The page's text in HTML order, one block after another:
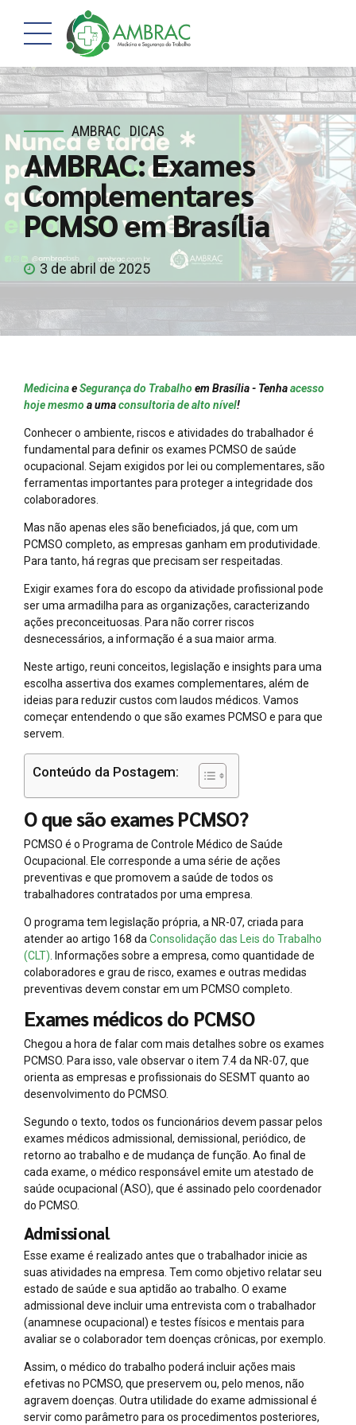
AMBRAC DICAS
AMBRAC: Exames
Complementares
PCMSO em Brasília
3 de abril de 2025
MedicinaeSegurança do Trabalhoem Brasília - Tenhaacesso
hoje mesmoa umaconsultoria de alto nível!
Conhecer o ambiente, riscos e atividades do trabalhador é
fundamental para definir os exames PCMSO de saúde
ocupacional. Sejam exigidos por lei ou complementares, são
ferramentas importantes para proteger a integridade dos
colaboradores.
Mas não apenas eles são beneficiados, já que, com um
PCMSO completo, as empresas ganham em produtividade.
Para tanto, há regras que precisam ser respeitadas.
Exigir exames fora do escopo da atividade profissional pode
ser uma armadilha para as organizações, caracterizando
ações preconceituosas. Para não correr riscos
desnecessários, a informação é a sua maior arma.
Neste artigo, reuni conceitos, legislação e insights para uma
escolha assertiva dos exames complementares, além de
ideias para reduzir custos com laudos médicos. Vamos
começar entendendo o que são exames PCMSO e para que
servem.
Conteúdo da Postagem:
O que são exames PCMSO?
PCMSO é o Programa de Controle Médico de Saúde
Ocupacional. Ele corresponde a uma série de ações
preventivas e que promovem a saúde de todos os
trabalhadores contratados por uma empresa.
O programa tem legislação própria, a NR-07, criada para
atender ao artigo 168 da Consolidação das Leis do Trabalho
(CLT) . Informações sobre a empresa, como quantidade de
colaboradores e grau de risco, exames e outras medidas
preventivas devem constar em um PCMSO completo.
Exames médicos do PCMSO
Chegou a hora de falar com mais detalhes sobre os exames
PCMSO. Para isso, vale observar o item 7.4 da NR-07, que
orienta as empresas e profissionais do SESMT quanto ao
desenvolvimento do PCMSO.
Segundo o texto, todos os funcionários devem passar pelos
exames médicos admissional, demissional, periódico, de
retorno ao trabalho e de mudança de função. Ao final de
cada exame, o médico responsável emite um atestado de
saúde ocupacional (ASO), que é assinado pelo coordenador
do PCMSO.
Admissional
Esse exame é realizado antes que o trabalhador inicie as
suas atividades na empresa. Tem como objetivo relatar seu
estado de saúde e sua aptidão ao trabalho. O exame
admissional deve incluir uma entrevista com o trabalhador
(anamnese ocupacional) e testes físicos e mentais para
avaliar se o colaborador tem doenças crônicas, por exemplo.
Assim, o médico do trabalho poderá incluir ações mais
efetivas no PCMSO, que preservem ou, pelo menos, não
agravem doenças. Outra utilidade do exame admissional é
servir como parâmetro para os procedimentos posteriores,